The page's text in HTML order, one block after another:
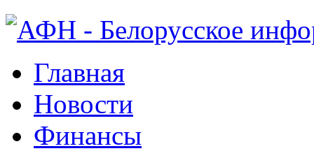
Главная
Новости
Финансы